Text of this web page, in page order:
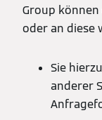
Group
oder an diese
Sie
anderer